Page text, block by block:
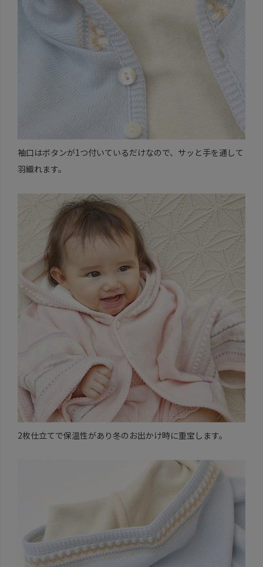
袖口はボタンが1つ付いているだけなので、サッと手を通して
羽織れます。
2枚仕立てで保温性があり冬のお出かけ時に重宝します。